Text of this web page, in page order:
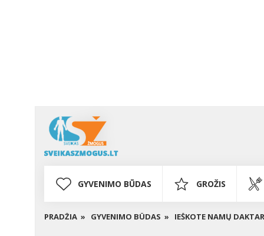
GYVENIMO BŪDAS GROŽIS
PRADŽIA » GYVENIMO BŪDAS » IEŠKOTE NAMŲ